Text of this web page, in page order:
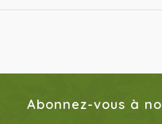
Abonnez-vous à